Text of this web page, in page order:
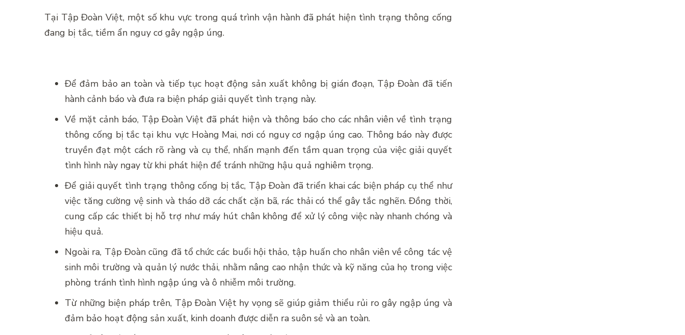
Tại Tập Đoàn Việt, một số khu vực trong quá trình vận hành đã phát hiện tình trạng thông cống
đang bị tắc, tiềm ẩn nguy cơ gây ngập úng.
Để đảm bảo an toàn và tiếp tục hoạt động sản xuất không bị gián đoạn, Tập Đoàn đã tiến
hành cảnh báo và đưa ra biện pháp giải quyết tình trạng này.
Về mặt cảnh báo, Tập Đoàn Việt đã phát hiện và thông báo cho các nhân viên về tình trạng
thông cống bị tắc tại khu vực Hoàng Mai, nơi có nguy cơ ngập úng cao. Thông báo này được
truyền đạt một cách rõ ràng và cụ thể, nhấn mạnh đến tầm quan trọng của việc giải quyết
tình hình này ngay từ khi phát hiện để tránh những hậu quả nghiêm trọng.
Để giải quyết tình trạng thông cống bị tắc, Tập Đoàn đã triển khai các biện pháp cụ thể như
việc tăng cường vệ sinh và tháo dỡ các chất cặn bã, rác thải có thể gây tắc nghẽn. Đồng thời,
cung cấp các thiết bị hỗ trợ như máy hút chân không để xử lý công việc này nhanh chóng và
hiệu quả.
Ngoài ra, Tập Đoàn cũng đã tổ chức các buổi hội thảo, tập huấn cho nhân viên về công tác vệ
sinh môi trường và quản lý nước thải, nhằm nâng cao nhận thức và kỹ năng của họ trong việc
phòng tránh tình hình ngập úng và ô nhiễm môi trường.
Từ những biện pháp trên, Tập Đoàn Việt hy vọng sẽ giúp giảm thiểu rủi ro gây ngập úng và
đảm bảo hoạt động sản xuất, kinh doanh được diễn ra suôn sẻ và an toàn.